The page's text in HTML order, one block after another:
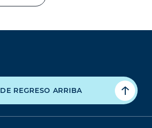
DE REGRESO ARRIBA